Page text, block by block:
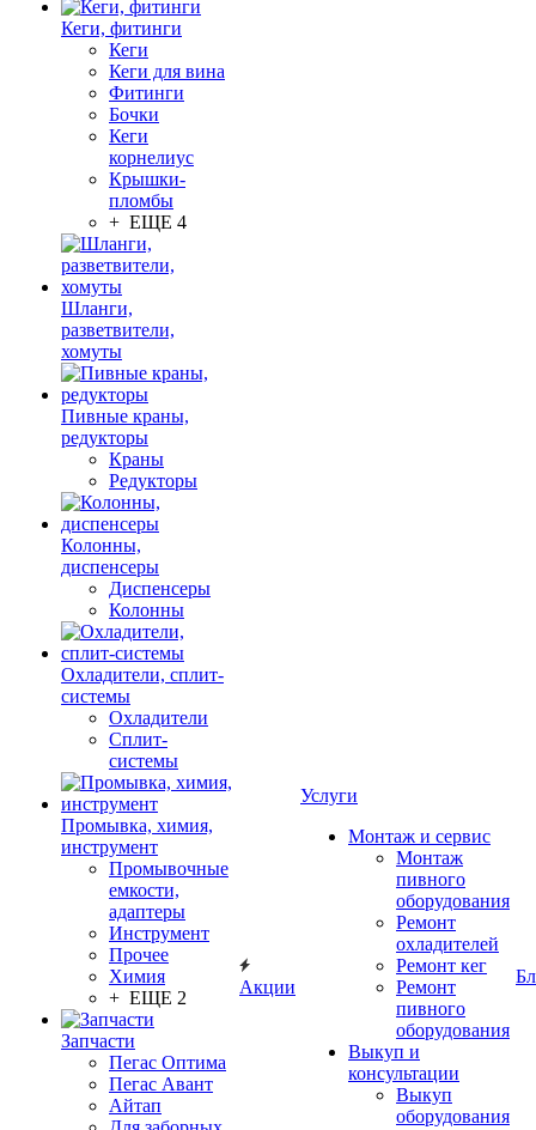
Кеги, фитинги
Кеги
Кеги для вина
Фитинги
Бочки
Кеги
корнелиус
Крышки-
пломбы
+ ЕЩЕ 4
Шланги,
разветвители,
хомуты
Пивные краны,
редукторы
Краны
Редукторы
Колонны,
диспенсеры
Диспенсеры
Колонны
Охладители, сплит-
системы
Охладители
Сплит-
системы
Промывка, химия,
инструмент
Промывочные
емкости,
адаптеры
Инструмент
Прочее
Химия
+ ЕЩЕ 2
Запчасти
Пегас Оптима
Пегас Авант
Айтап
Акции
Услуги
Монтаж и сервис
Монтаж
пивного
оборудования
Ремонт
охладителей
Ремонт кег
Ремонт
пивного
оборудования
Выкуп и
консультации
Выкуп
оборудования